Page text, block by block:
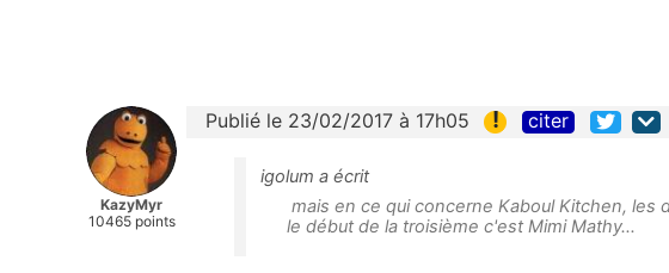
KazyMyr
10465 points
Publié le 23/02/2017 à 17h05 ! citer
igolum a écrit
mais en ce qui concerne Kaboul Kitchen, les
le début de la troisième c'est Mimi Mathy…